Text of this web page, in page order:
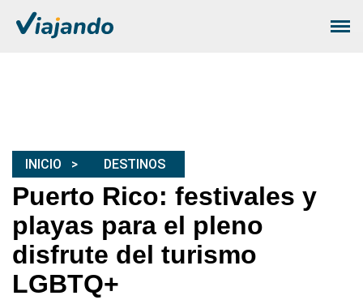
INICIO DESTINOS
Puerto Rico: festivales y
playas para el pleno
disfrute del turismo
LGBTQ+